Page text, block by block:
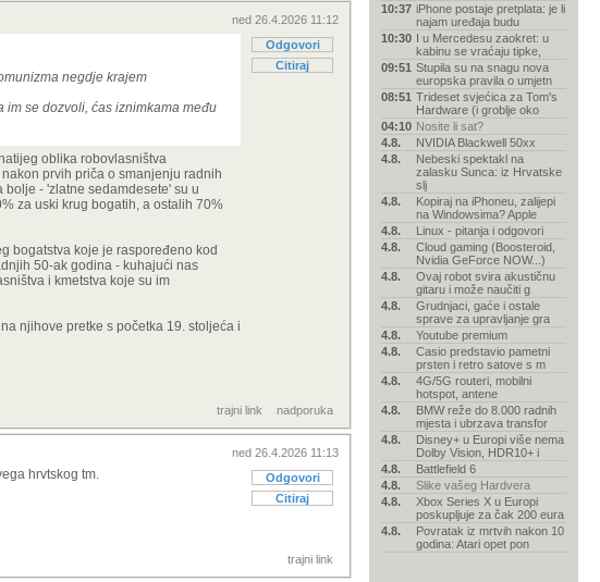
ned 26.4.2026 11:12
Odgovori
Citiraj
negdje krajem
im se dozvoli, ćas iznimkama među
oblika robovlasništva
prvih priča o smanjenju radnih
- 'zlatne sedamdesete' su u
za uski krug bogatih, a ostalih 70%
bogatstva koje je raspoređeno kod
50-ak godina - kuhajući nas
i kmetstva koje su im
njihove pretke s početka 19. stoljeća i
trajni link nadporuka
ned 26.4.2026 11:13
Odgovori
Citiraj
hrvtskog tm.
trajni link
10:37 iPhone postaje pretplata: je li
najam uređaja budu
10:30 I u Mercedesu zaokret: u
kabinu se vraćaju tipke,
09:51 Stupila su na snagu nova
europska pravila o umjetn
08:51 Trideset svjećica za Tom's
Hardware (i groblje oko
04:10 Nosite li sat?
4.8.
NVIDIA Blackwell 50xx
4.8.
Nebeski spektakl na
zalasku Sunca: iz Hrvatske
slj
4.8.
Kopiraj na iPhoneu, zalijepi
na Windowsima? Apple
4.8.
Linux - pitanja i odgovori
4.8.
Cloud gaming (Boosteroid,
Nvidia GeForce NOW...)
4.8.
Ovaj robot svira akustičnu
gitaru i može naučiti g
4.8.
Grudnjaci, gaće i ostale
sprave za upravljanje gra
4.8.
Youtube premium
4.8.
Casio predstavio pametni
prsten i retro satove s m
4.8.
4G/5G routeri, mobilni
hotspot, antene
4.8.
BMW reže do 8.000 radnih
mjesta i ubrzava transfor
4.8.
Disney+ u Europi više nema
Dolby Vision, HDR10+ i
4.8.
Battlefield 6
4.8.
Slike vašeg Hardvera
4.8.
Xbox Series X u Europi
poskupljuje za čak 200 eura
4.8.
Povratak iz mrtvih nakon 10
godina: Atari opet pon